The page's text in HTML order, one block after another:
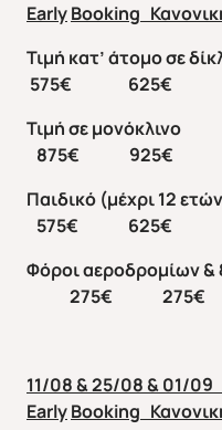
EarlyBooking
Τιμή κατ’
575€ 625€
Τιμή σε
875€ 925€
Παιδικό
575€ 625€
Φόροι
275€ 275€
11/08 & 25/
EarlyBooking